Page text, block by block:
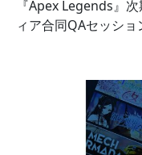
『Apex Legends』
ィア合同QAセッショ